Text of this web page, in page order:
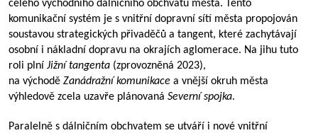
celého východního dálničního obchvatu města. Tento
komunikační systém je s vnitřní dopravní sítí města propojován
soustavou strategických přivaděčů a tangent, které zachytávají
osobní i nákladní dopravu na okrajích aglomerace. Na jihu tuto
roli plní Jižní tangenta (zprovozněná 2023),
na východě Zanádražní komunikace a vnější okruh města
výhledově zcela uzavře plánovaná Severní spojka.
Paralelně s dálničním obchvatem se utváří i nové vnitřní